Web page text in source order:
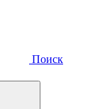
Поиск